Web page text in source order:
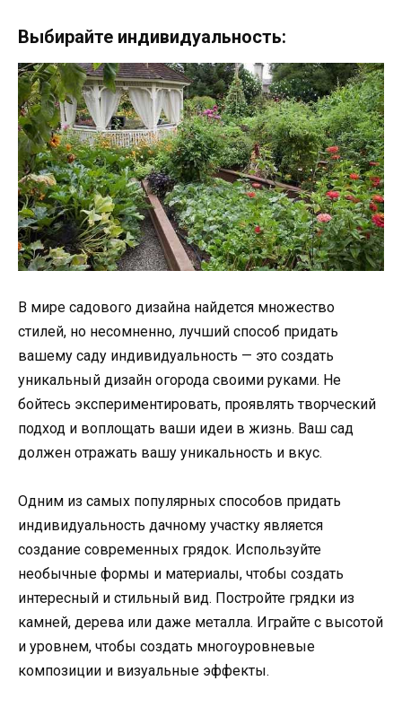
Выбирайте индивидуальность:
В мире садового дизайна найдется множество
стилей, но несомненно, лучший способ придать
вашему саду индивидуальность — это создать
уникальный дизайн огорода своими руками. Не
бойтесь экспериментировать, проявлять творческий
подход и воплощать ваши идеи в жизнь. Ваш сад
должен отражать вашу уникальность и вкус.
Одним из самых популярных способов придать
индивидуальность дачному участку является
создание современных грядок. Используйте
необычные формы и материалы, чтобы создать
интересный и стильный вид. Постройте грядки из
камней, дерева или даже металла. Играйте с высотой
и уровнем, чтобы создать многоуровневые
композиции и визуальные эффекты.